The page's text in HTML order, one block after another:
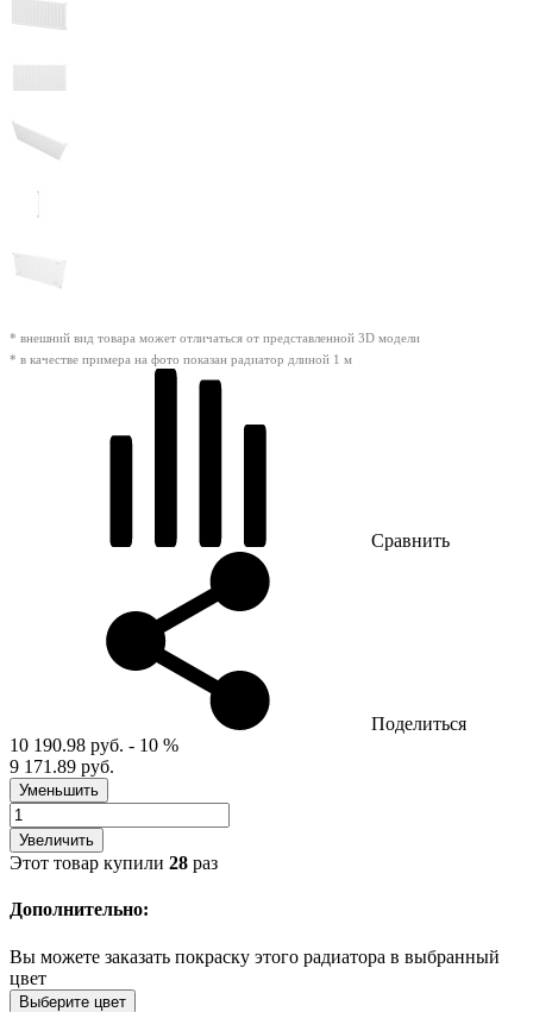
* внешний вид товара может отличаться от представленной 3D модели
* в качестве примера на фото показан радиатор длиной 1 м
Сравнить
Поделиться
10 190.98 руб. - 10 %
9 171.89 руб.
Уменьшить
Увеличить
Этот товар купили 28 раз
Дополнительно:
Вы можете заказать покраску этого радиатора в выбранный
цвет
Выберите цвет